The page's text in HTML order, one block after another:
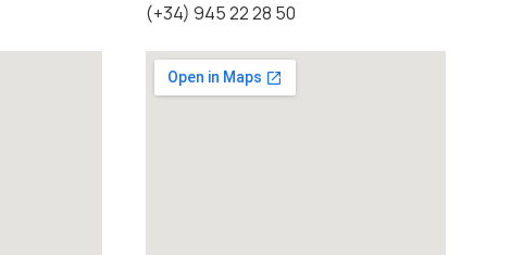
(+34) 945 22 28 50